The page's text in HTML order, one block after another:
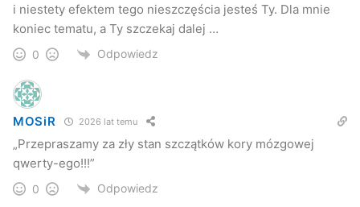
i niestety efektem tego nieszczęścia jesteś Ty. Dla mnie
koniec tematu, a Ty szczekaj dalej …
0 Odpowiedz
MOSiR 2026 lat temu
„Przepraszamy za zły stan szczątków kory mózgowej
qwerty-ego!!!”
0 Odpowiedz